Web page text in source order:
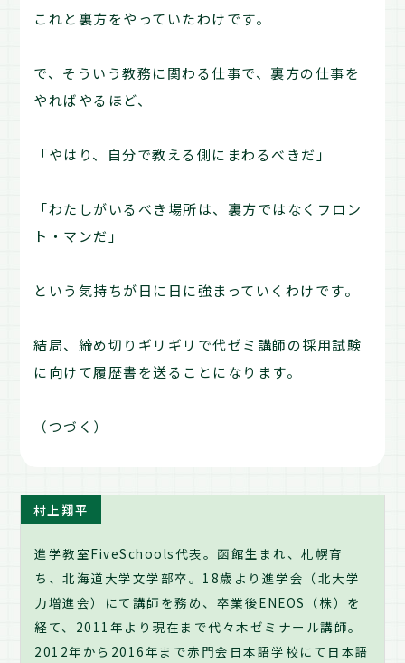
これと裏方をやっていたわけです。
で、そういう教務に関わる仕事で、裏方の仕事を
やればやるほど、
「やはり、自分で教える側にまわるべきだ」
「わたしがいるべき場所は、裏方ではなくフロン
ト・マンだ」
という気持ちが日に日に強まっていくわけです。
結局、締め切りギリギリで代ゼミ講師の採用試験
に向けて履歴書を送ることになります。
（つづく）
村上翔平
進学教室FiveSchools代表。函館生まれ、札幌育
ち、北海道大学文学部卒。18歳より進学会（北大学
力増進会）にて講師を務め、卒業後ENEOS（株）を
経て、2011年より現在まで代々木ゼミナール講師。
2012年から2016年まで赤門会日本語学校にて日本語